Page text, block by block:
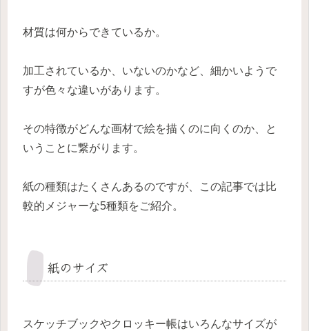
材質は何からできているか。
加工されているか、いないのかなど、細かいようで
すが色々な違いがあります。
その特徴がどんな画材で絵を描くのに向くのか、と
いうことに繋がります。
紙の種類はたくさんあるのですが、この記事では比
較的メジャーな5種類をご紹介。
紙のサイズ
スケッチブックやクロッキー帳はいろんなサイズが